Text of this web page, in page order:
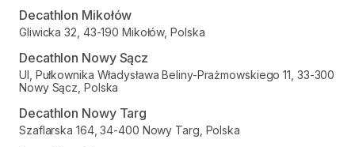
Decathlon Mikołów
Gliwicka 32, 43-190 Mikołów, Polska
Decathlon Nowy Sącz
Ul, Pułkownika Władysława Beliny-Prażmowskiego 11, 33-300
Nowy Sącz, Polska
Decathlon Nowy Targ
Szaflarska 164, 34-400 Nowy Targ, Polska